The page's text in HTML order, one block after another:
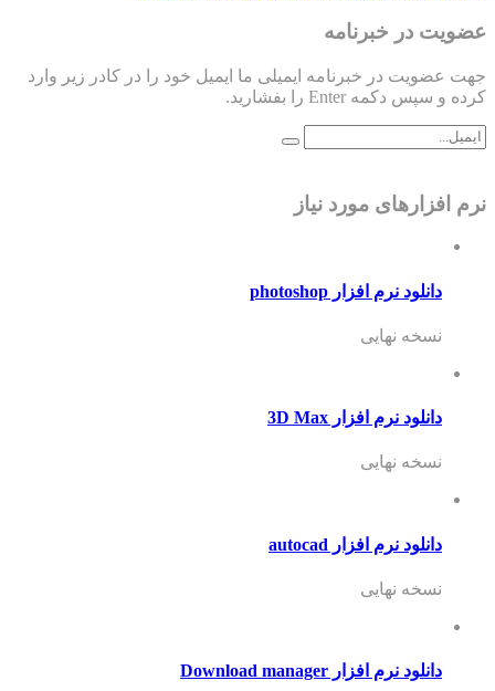
عضویت در خبرنامه
جهت عضویت در خبرنامه ایمیلی ما ایمیل خود را در کادر زیر وارد
کرده و سپس دکمه Enter را بفشارید.
نرم افزارهای مورد نیاز
دانلود نرم افزار photoshop
نسخه نهایی
دانلود نرم افزار 3D Max
نسخه نهایی
دانلود نرم افزار autocad
نسخه نهایی
دانلود نرم افزار Download manager